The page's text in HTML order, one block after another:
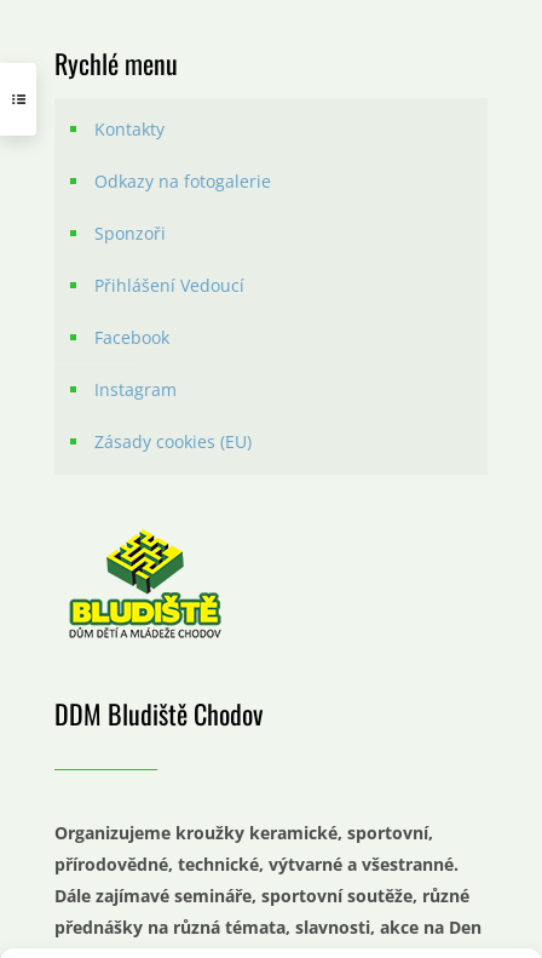
Rychlé menu
Kontakty
Odkazy na fotogalerie
Sponzoři
Přihlášení Vedoucí
Facebook
Instagram
Zásady cookies (EU)
DDM Bludiště Chodov
Organizujeme kroužky keramické, sportovní,
přírodovědné, technické, výtvarné a všestranné.
Dále zajímavé semináře, sportovní soutěže, různé
přednášky na různá témata, slavnosti, akce na Den